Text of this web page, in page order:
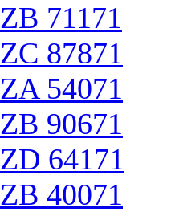
ZB 71171
ZC 87871
ZA 54071
ZB 90671
ZD 64171
ZB 40071